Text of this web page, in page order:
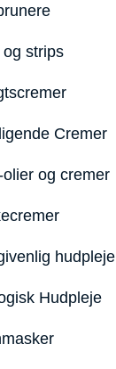
og strips
Cremer
olier og cremer
hudpleje
Hudpleje